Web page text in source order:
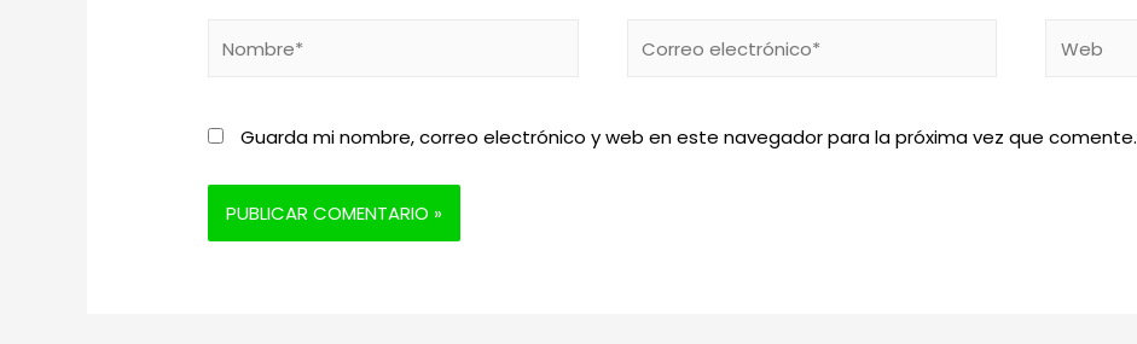
Guarda mi nombre, correo electrónico y web en este navegador para la próxima vez que comente.